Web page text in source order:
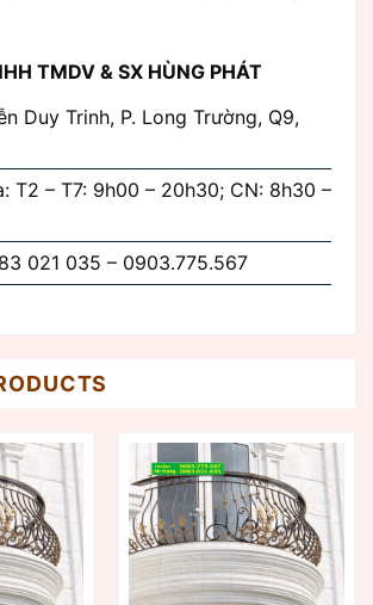
TMDV & SX HÙNG PHÁT
Duy Trinh, P. Long Trường, Q9,
T2 – T7: 9h00 – 20h30; CN: 8h30 –
021 035 – 0903.775.567